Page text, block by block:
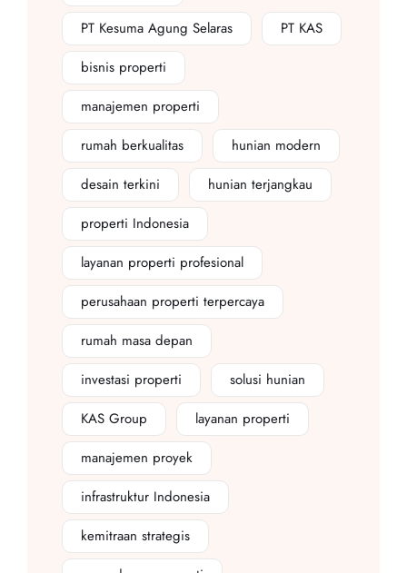
PT Kesuma Agung Selaras
PT KAS
bisnis properti
manajemen properti
rumah berkualitas
hunian modern
desain terkini
hunian terjangkau
properti Indonesia
layanan properti profesional
perusahaan properti terpercaya
rumah masa depan
investasi properti
solusi hunian
KAS Group
layanan properti
manajemen proyek
infrastruktur Indonesia
kemitraan strategis